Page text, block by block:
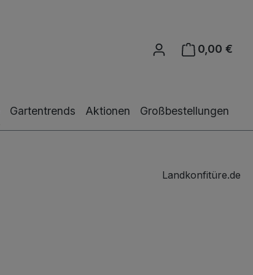
0,00 €
Gartentrends Aktionen Großbestellungen
Landkonfitüre.de